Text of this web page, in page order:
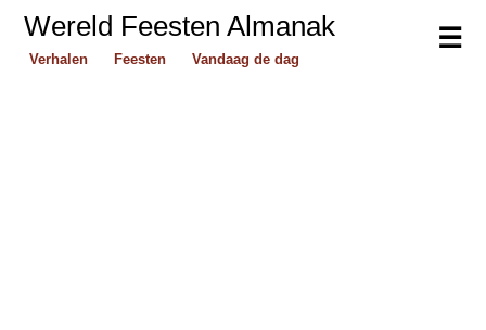
☰
Wereld Feesten Almanak
Verhalen Feesten Vandaag de dag